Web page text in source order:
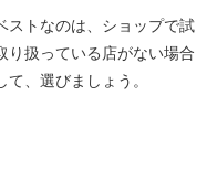
ストなのは、ショップで試
り扱っている店がない場合
、選びましょう。